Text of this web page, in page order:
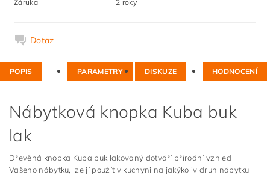
Záruka 2 roky
Dotaz
POPIS PARAMETRY DISKUZE HODNOCENÍ
Nábytková knopka Kuba buk
lak
Dřevěná knopka Kuba buk lakovaný dotváří přírodní vzhled
Vašeho nábytku, lze jí použít v kuchyni na jakýkoliv druh nábytku